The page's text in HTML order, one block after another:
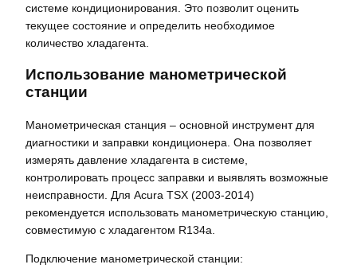
системе кондиционирования. Это позволит оценить
текущее состояние и определить необходимое
количество хладагента.
Использование манометрической
станции
Манометрическая станция – основной инструмент для
диагностики и заправки кондиционера. Она позволяет
измерять давление хладагента в системе,
контролировать процесс заправки и выявлять возможные
неисправности. Для Acura TSX (2003-2014)
рекомендуется использовать манометрическую станцию,
совместимую с хладагентом R134a.
Подключение манометрической станции: